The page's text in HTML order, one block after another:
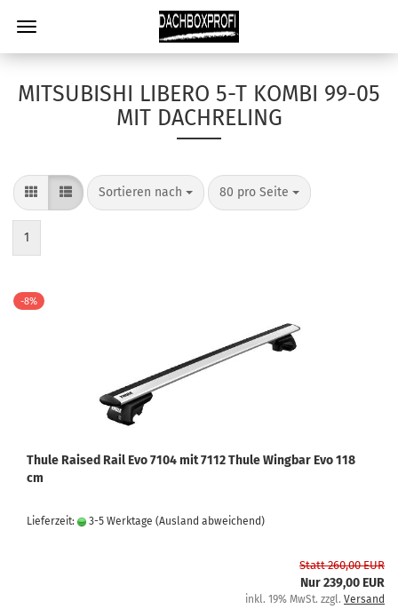
MITSUBISHI LIBERO 5-T KOMBI 99-05
MIT DACHRELING
Sortieren nach 80 pro Seite
1
-8%
Thule Raised Rail Evo 7104 mit 7112 Thule Wingbar Evo 118
cm
Lieferzeit: 3-5 Werktage (Ausland abweichend)
Statt 260,00 EUR
Nur 239,00 EUR
inkl. 19% MwSt. zzgl. Versand